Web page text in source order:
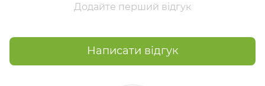
Додайте перший відгук
Написати відгук